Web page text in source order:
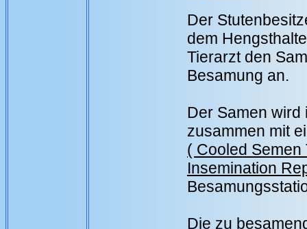
Der
dem
Tierarzt den
Besamung an.
Der Samen
zusammen mit
( Cooled
Insemination
Die zu